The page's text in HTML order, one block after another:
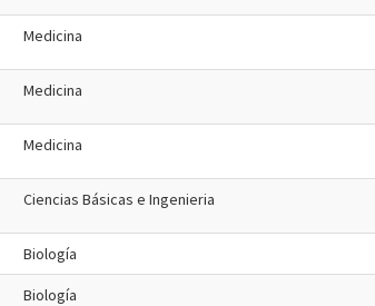
Medicina
Medicina
Medicina
Ciencias Básicas e Ingenieria
Biología
Biología